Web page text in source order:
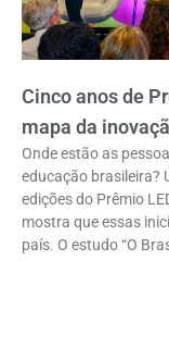
Cinco anos de
mapa da
Onde estão as
educação brasileira?
edições do Prêmio
mostra que essas
país. O estudo “O